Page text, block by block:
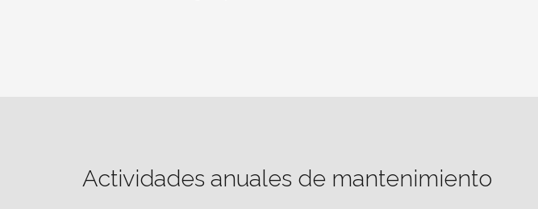
Actividades anuales de mantenimiento